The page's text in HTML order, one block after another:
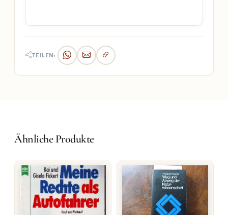
TEILEN:
Ähnliche Produkte